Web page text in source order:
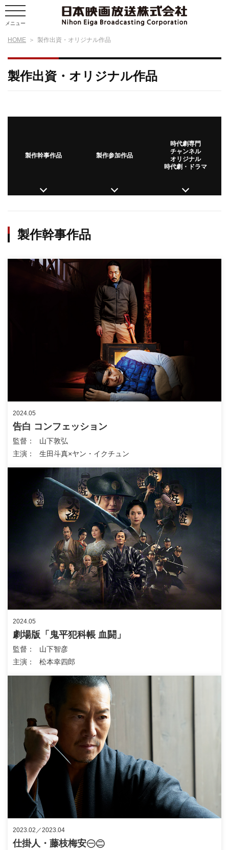
メニュー
HOME 製作出資・オリジナル作品
製作出資・オリジナル作品
製作幹事作品 製作参加作品
時代劇専門
チャンネル
オリジナル
時代劇・ドラマ
製作幹事作品
2024.05
告白 コンフェッション
監督
主演
山下敦弘
生田斗真×ヤン・イクチュン
2024.05
劇場版「鬼平犯科帳 血闘」
監督
主演
山下智彦
松本幸四郎
2023.02／2023.04
仕掛人・藤枝梅安㊀㊁